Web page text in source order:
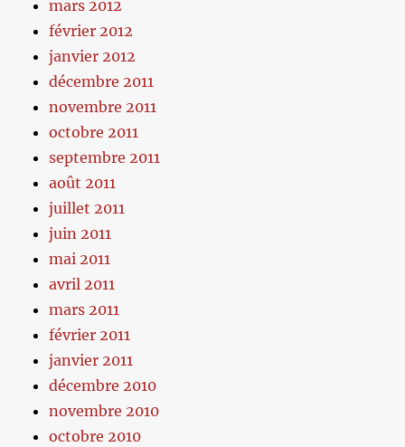
mars 2012
février 2012
janvier 2012
décembre 2011
novembre 2011
octobre 2011
septembre 2011
août 2011
juillet 2011
juin 2011
mai 2011
avril 2011
mars 2011
février 2011
janvier 2011
décembre 2010
novembre 2010
octobre 2010